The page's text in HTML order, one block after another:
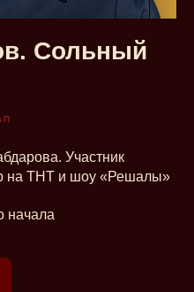
Сольный
Участник
на ТНТ и шоу «Решалы»
начала